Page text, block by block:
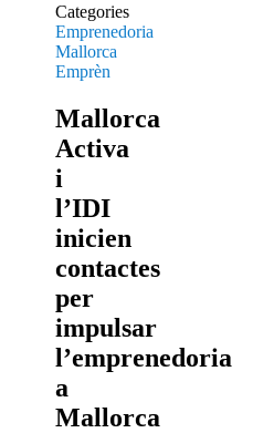
Categories
Emprenedoria
Mallorca
Emprèn
Mallorca
Activa
i
l’IDI
inicien
contactes
per
impulsar
l’emprenedoria
a
Mallorca